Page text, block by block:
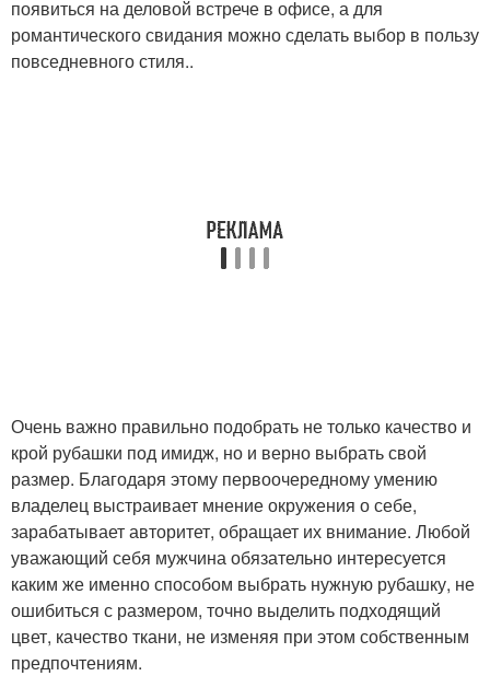
появиться на деловой встрече в офисе, а для
романтического свидания можно сделать выбор в пользу
повседневного стиля..
Очень важно правильно подобрать не только качество и
крой рубашки под имидж, но и верно выбрать свой
размер. Благодаря этому первоочередному умению
владелец выстраивает мнение окружения о себе,
зарабатывает авторитет, обращает их внимание. Любой
уважающий себя мужчина обязательно интересуется
каким же именно способом выбрать нужную рубашку, не
ошибиться с размером, точно выделить подходящий
цвет, качество ткани, не изменяя при этом собственным
предпочтениям.